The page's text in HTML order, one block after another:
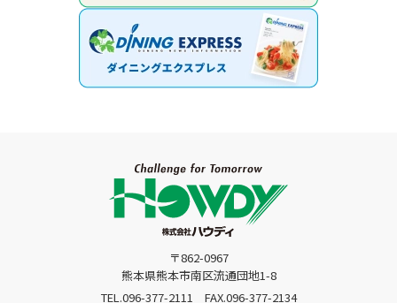
〒862-0967
熊本県熊本市南区流通団地1-8
TEL.096-377-2111
FAX.096-377-2134